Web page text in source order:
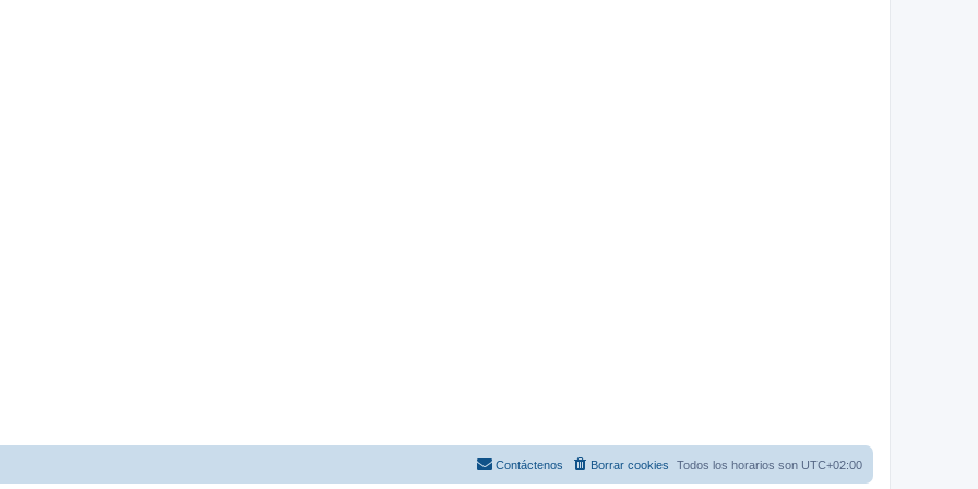
Todos los horarios son UTC+02:00
Borrar cookies
Contáctenos